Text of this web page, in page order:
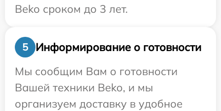
Beko сроком до 3 лет.
5
Информирование о готовности
Мы сообщим Вам о готовности
Вашей техники Beko, и мы
организуем доставку в удобное